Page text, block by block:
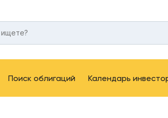
Поиск облигаций Календарь